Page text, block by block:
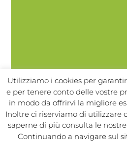
In Sport s.r.l. Societa Sportiva
02050250964 |
|
| | Regolamento
Utilizziamo i cookies per
e per tenere conto delle vostre
in modo da offrirvi la migliore
Inoltre ci riserviamo di utilizzare
saperne di più consulta le nostre
Continuando a navigare sul